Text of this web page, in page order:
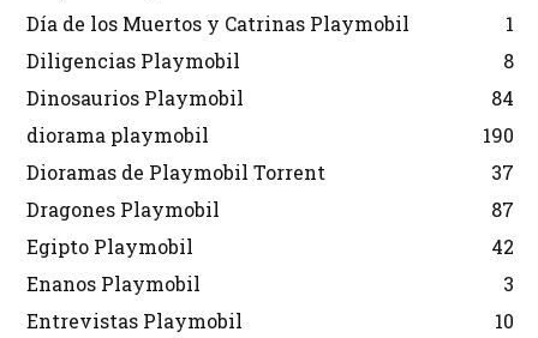
Día de los Muertos y Catrinas Playmobil
1
Diligencias Playmobil
8
Dinosaurios Playmobil
84
diorama playmobil
190
Dioramas de Playmobil Torrent
37
Dragones Playmobil
87
Egipto Playmobil
42
Enanos Playmobil
3
Entrevistas Playmobil
10